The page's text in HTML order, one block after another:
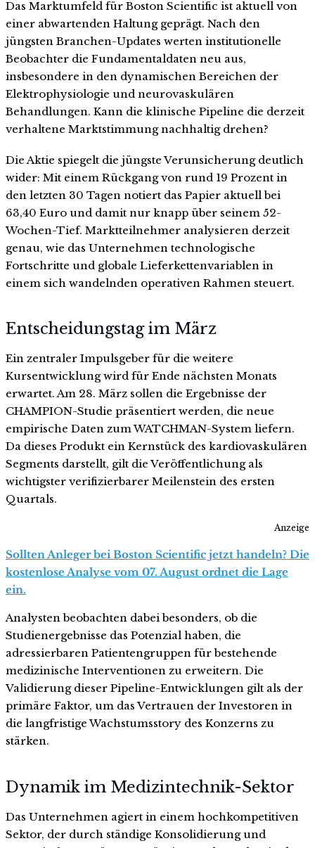
Das Marktumfeld für Boston Scientific ist aktuell von
einer abwartenden Haltung geprägt. Nach den
jüngsten Branchen-Updates werten institutionelle
Beobachter die Fundamentaldaten neu aus,
insbesondere in den dynamischen Bereichen der
Elektrophysiologie und neurovaskulären
Behandlungen. Kann die klinische Pipeline die derzeit
verhaltene Marktstimmung nachhaltig drehen?
Die Aktie spiegelt die jüngste Verunsicherung deutlich
wider: Mit einem Rückgang von rund 19 Prozent in
den letzten 30 Tagen notiert das Papier aktuell bei
63,40 Euro und damit nur knapp über seinem 52-
Wochen-Tief. Marktteilnehmer analysieren derzeit
genau, wie das Unternehmen technologische
Fortschritte und globale Lieferkettenvariablen in
einem sich wandelnden operativen Rahmen steuert.
Entscheidungstag im März
Ein zentraler Impulsgeber für die weitere
Kursentwicklung wird für Ende nächsten Monats
erwartet. Am 28. März sollen die Ergebnisse der
CHAMPION-Studie präsentiert werden, die neue
empirische Daten zum WATCHMAN-System liefern.
Da dieses Produkt ein Kernstück des kardiovaskulären
Segments darstellt, gilt die Veröffentlichung als
wichtigster verifizierbarer Meilenstein des ersten
Quartals.
Anzeige
Sollten Anleger bei Boston Scientific jetzt handeln? Die
kostenlose Analyse vom 07. August ordnet die Lage
ein.
Analysten beobachten dabei besonders, ob die
Studienergebnisse das Potenzial haben, die
adressierbaren Patientengruppen für bestehende
medizinische Interventionen zu erweitern. Die
Validierung dieser Pipeline-Entwicklungen gilt als der
primäre Faktor, um das Vertrauen der Investoren in
die langfristige Wachstumsstory des Konzerns zu
stärken.
Dynamik im Medizintechnik-Sektor
Das Unternehmen agiert in einem hochkompetitiven
Sektor, der durch ständige Konsolidierung und